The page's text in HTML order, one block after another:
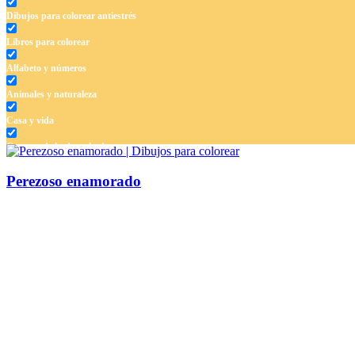
Dibujos para colorear antiestrés
Libros para colorear
Alfabeto y números
Animales y naturaleza
Casa y vida
Cuentos de hadas y hadas
Perezoso enamorado